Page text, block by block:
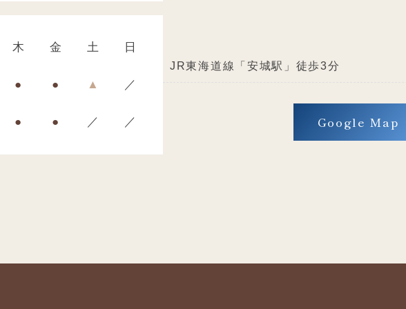
木 金 土 日
● ● ▲ ／
● ● ／ ／
JR東海道線「安城駅」徒歩3分
Google Map